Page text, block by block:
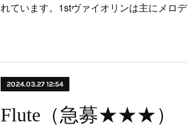
れています。1stヴァイオリンは主にメロ
2024.03.27 12:54
Flute（急募★★★）